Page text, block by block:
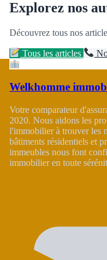
Explorez nos
Découvrez tous nos
Tous les articles
Welkhomme
Votre comparateur
2020. Nous aidons les
l'immobilier à trouver les
bâtiments résidentiels et
immeubles nous font
immobilier en toute